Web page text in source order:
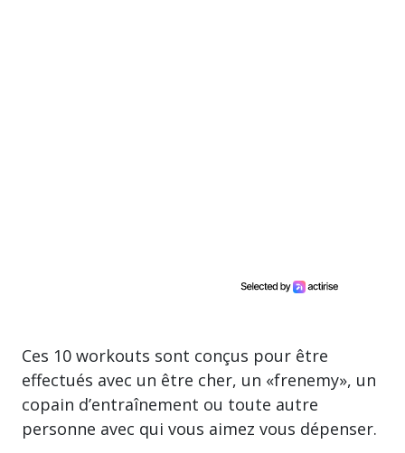
Ces 10 workouts sont conçus pour être
effectués avec un être cher, un «frenemy», un
copain d’entraînement ou toute autre
personne avec qui vous aimez vous dépenser.